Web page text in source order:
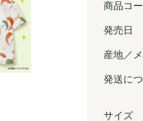
商品コ
発売日
産地／
発送に
サイズ